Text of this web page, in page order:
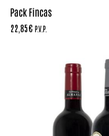
Pack Fincas
22,85€ P.V.P.